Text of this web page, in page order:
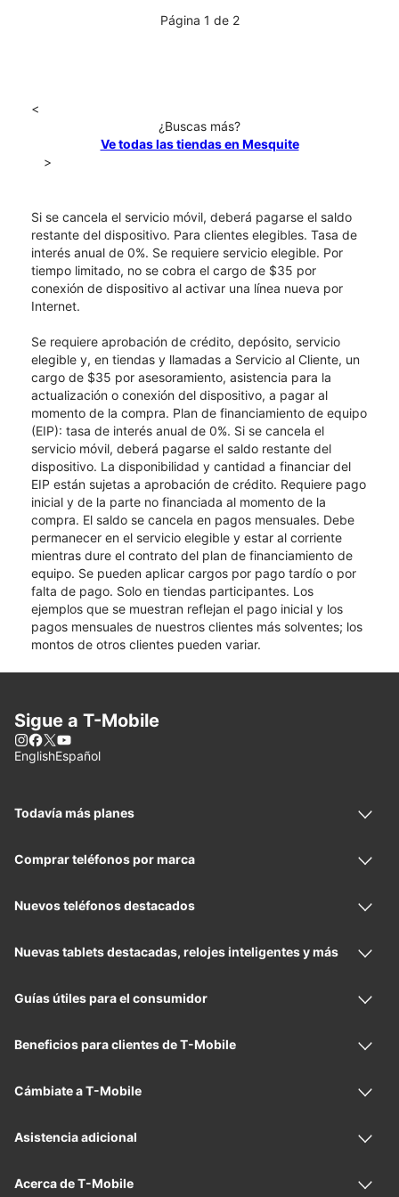
Página 1 de 2
<
¿Buscas más?
Ve todas las tiendas en Mesquite
>
Si se cancela el servicio móvil, deberá pagarse el saldo
restante del dispositivo. Para clientes elegibles. Tasa de
interés anual de 0%. Se requiere servicio elegible. Por
tiempo limitado, no se cobra el cargo de $35 por
conexión de dispositivo al activar una línea nueva por
Internet.
Se requiere aprobación de crédito, depósito, servicio
elegible y, en tiendas y llamadas a Servicio al Cliente, un
cargo de $35 por asesoramiento, asistencia para la
actualización o conexión del dispositivo, a pagar al
momento de la compra. Plan de financiamiento de equipo
(EIP): tasa de interés anual de 0%. Si se cancela el
servicio móvil, deberá pagarse el saldo restante del
dispositivo. La disponibilidad y cantidad a financiar del
EIP están sujetas a aprobación de crédito. Requiere pago
inicial y de la parte no financiada al momento de la
compra. El saldo se cancela en pagos mensuales. Debe
permanecer en el servicio elegible y estar al corriente
mientras dure el contrato del plan de financiamiento de
equipo. Se pueden aplicar cargos por pago tardío o por
falta de pago. Solo en tiendas participantes. Los
ejemplos que se muestran reflejan el pago inicial y los
pagos mensuales de nuestros clientes más solventes; los
montos de otros clientes pueden variar.